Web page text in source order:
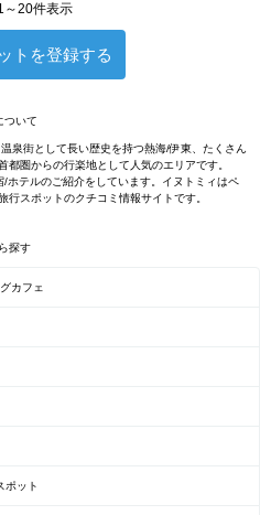
～20件表示
トを登録する
ついて
泉街として長い歴史を持つ熱海/伊東、たくさん
圏からの行楽地として人気のエリアです。
ホテルのご紹介をしています。イヌトミィはペ
スポットのクチコミ情報サイトです。
探す
カフェ
ポット